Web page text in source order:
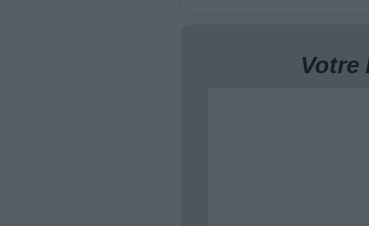
Votre